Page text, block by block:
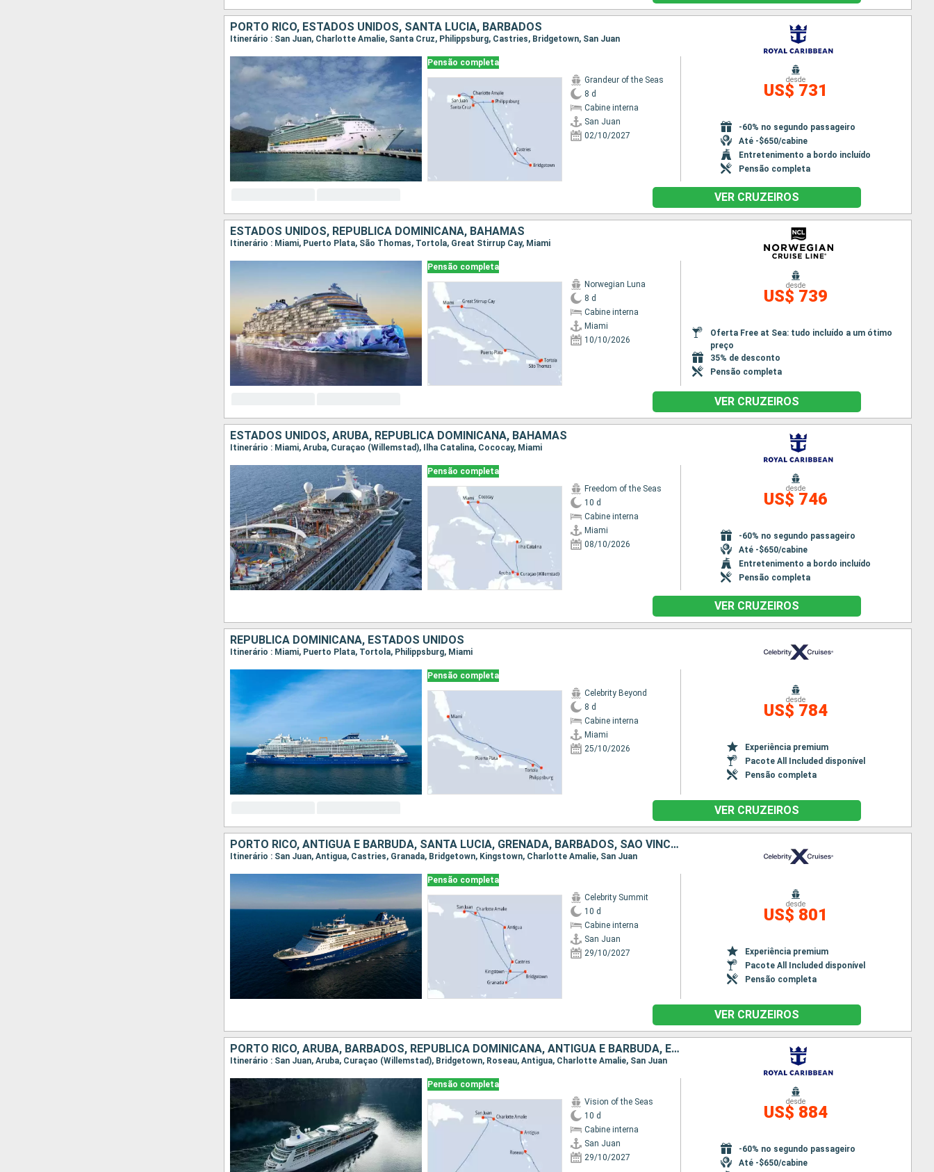
PORTO RICO, ESTADOS UNIDOS, SANTA LUCIA, BARBADOS
Itinerário : San Juan, Charlotte Amalie, Santa Cruz, Philippsburg, Castries, Bridgetown, San Juan
Pensão completa
Grandeur of the Seas
8 d
Cabine interna
San Juan
02/10/2027
desde
US$ 731
-60% no segundo passageiro
Até -$650/cabine
Entretenimento a bordo incluído
Pensão completa
VER CRUZEIROS
ESTADOS UNIDOS, REPUBLICA DOMINICANA, BAHAMAS
Itinerário : Miami, Puerto Plata, São Thomas, Tortola, Great Stirrup Cay, Miami
Pensão completa
Norwegian Luna
8 d
Cabine interna
Miami
10/10/2026
desde
US$ 739
Oferta Free at Sea: tudo incluído a um ótimo
preço
35% de desconto
Pensão completa
VER CRUZEIROS
ESTADOS UNIDOS, ARUBA, REPUBLICA DOMINICANA, BAHAMAS
Itinerário : Miami, Aruba, Curaçao (Willemstad), Ilha Catalina, Cococay, Miami
Pensão completa
Freedom of the Seas
10 d
Cabine interna
Miami
08/10/2026
desde
US$ 746
-60% no segundo passageiro
Até -$650/cabine
Entretenimento a bordo incluído
Pensão completa
VER CRUZEIROS
REPUBLICA DOMINICANA, ESTADOS UNIDOS
Itinerário : Miami, Puerto Plata, Tortola, Philippsburg, Miami
Pensão completa
Celebrity Beyond
8 d
Cabine interna
Miami
25/10/2026
desde
US$ 784
Experiência premium
Pacote All Included disponível
Pensão completa
VER CRUZEIROS
PORTO RICO, ANTIGUA E BARBUDA, SANTA LUCIA, GRENADA, BARBADOS, SÃO VINCENTE E GRANADINAS, ESTADOS UNIDOS
Itinerário : San Juan, Antigua, Castries, Granada, Bridgetown, Kingstown, Charlotte Amalie, San Juan
Pensão completa
Celebrity Summit
10 d
Cabine interna
San Juan
29/10/2027
desde
US$ 801
Experiência premium
Pacote All Included disponível
Pensão completa
VER CRUZEIROS
PORTO RICO, ARUBA, BARBADOS, REPUBLICA DOMINICANA, ANTIGUA E BARBUDA, ESTADOS UNIDOS
Itinerário : San Juan, Aruba, Curaçao (Willemstad), Bridgetown, Roseau, Antigua, Charlotte Amalie, San Juan
Pensão completa
Vision of the Seas
10 d
Cabine interna
San Juan
29/10/2027
desde
US$ 884
-60% no segundo passageiro
Até -$650/cabine